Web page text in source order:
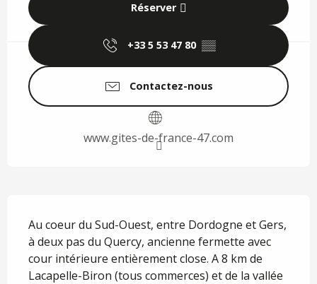
Réserver
+33 5 53 47 80 ▒▒
Contactez-nous
www.gites-de-france-47.com
Au coeur du Sud-Ouest, entre Dordogne et Gers,
à deux pas du Quercy, ancienne fermette avec
cour intérieure entièrement close. A 8 km de
Lacapelle-Biron (tous commerces) et de la vallée